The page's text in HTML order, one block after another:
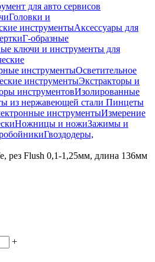
для авто сервисов
Головки и
инструментыАксессуары для
Г-образные
ключи и инструменты для
инструментыОсветительное
инструментыЭкстракторы и
инструментовИзолированные
из нержавеющей стали Пинцеты
инструментыИзмерение
Ножницы и ножиЗажимы и
Гвоздодеры,
рез Flush 0,1-1,25мм, длина 136мм
+